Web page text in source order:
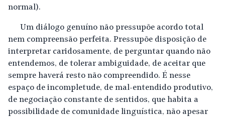
normal).
Um diálogo genuíno não pressupõe acordo total
nem compreensão perfeita. Pressupõe disposição de
interpretar caridosamente, de perguntar quando não
entendemos, de tolerar ambiguidade, de aceitar que
sempre haverá resto não compreendido. É nesse
espaço de incompletude, de mal-entendido produtivo,
de negociação constante de sentidos, que habita a
possibilidade de comunidade linguística, não apesar